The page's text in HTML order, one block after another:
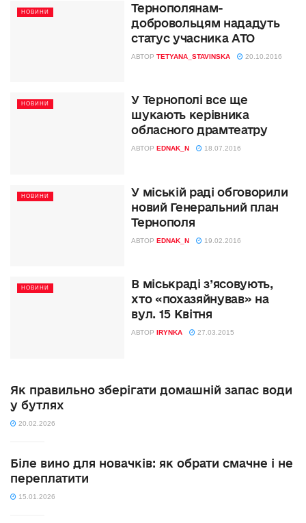
НОВИНИ
Тернополянам-
добровольцям нададуть
статус учасника АТО
АВТОР TETYANA_STAVINSKA 20.10.2016
НОВИНИ
У Тернополі все ще
шукають керівника
обласного драмтеатру
АВТОР EDNAK_N 18.07.2016
НОВИНИ
У міській раді обговорили
новий Генеральний план
Тернополя
АВТОР EDNAK_N 19.02.2016
НОВИНИ
В міськраді з’ясовують,
хто «похазяйнував» на
вул. 15 Квітня
АВТОР IRYNKA 27.03.2015
Як правильно зберігати домашній запас води
у бутлях
20.02.2026
Біле вино для новачків: як обрати смачне і не
переплатити
15.01.2026